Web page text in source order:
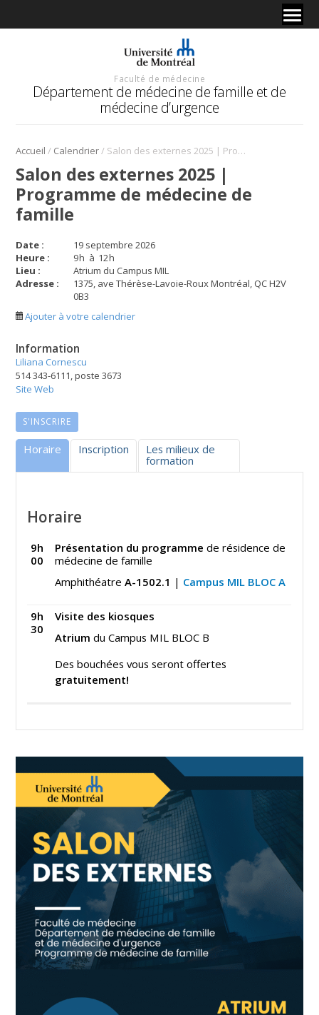
Faculté de médecine
Département de médecine de famille et de
médecine d’urgence
Accueil / Calendrier/ Salon des externes 2025 | Programme de médecine de famille
Salon des externes 2025 |
Programme de médecine de
famille
Date :
19 septembre 2026
Heure :
9h à 12h
Lieu :
Atrium du Campus MIL
Adresse :
1375, ave Thérèse-Lavoie-Roux Montréal, QC H2V
0B3
Ajouter à votre calendrier
Information
Liliana Cornescu
514 343-6111, poste 3673
Site Web
S'INSCRIRE
Horaire Inscription
Les milieux de
formation
Horaire
9h
00
Présentation du programme de résidence de
médecine de famille
AmphithéatreA-1502.1 | Campus MIL BLOC A
9h
30
Visite des kiosques
Atrium du Campus MIL BLOC B
Des bouchées vous seront offertes
gratuitement!